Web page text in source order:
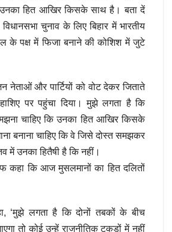
उनका हित आखिर किसके साथ है। बता दें
चुनाव के लिए बिहार में भारतीय
के पक्ष में फिजा बनाने की कोशिश में जुटे
और पार्टियों को वोट देकर जिताते
पर पहुंचा दिया। मुझे लगता है कि
चाहिए कि उनका हित आखिर किसके
बनाना चाहिए कि वे जिसे दोस्त समझकर
में उनका हितैषी है कि नहीं।
कहा कि आज मुसलमानों का हित दलितों
‘मुझे लगता है कि दोनों तबकों के बीच
तो कोई उन्हें राजनीतिक टुकड़ों में नहीं